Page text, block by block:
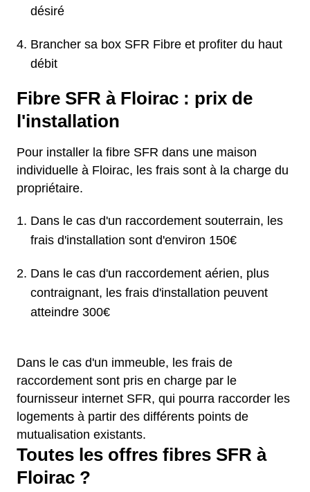
désiré
Brancher sa box SFR Fibre et profiter du haut
débit
Fibre SFR à Floirac : prix de
l'installation
Pour installer la fibre SFR dans une maison
individuelle à Floirac, les frais sont à la charge du
propriétaire.
Dans le cas d'un raccordement souterrain, les
frais d'installation sont d'environ 150€
Dans le cas d'un raccordement aérien, plus
contraignant, les frais d'installation peuvent
atteindre 300€
Dans le cas d'un immeuble, les frais de
raccordement sont pris en charge par le
fournisseur internet SFR, qui pourra raccorder les
logements à partir des différents points de
mutualisation existants.
Toutes les offres fibres SFR à
Floirac ?